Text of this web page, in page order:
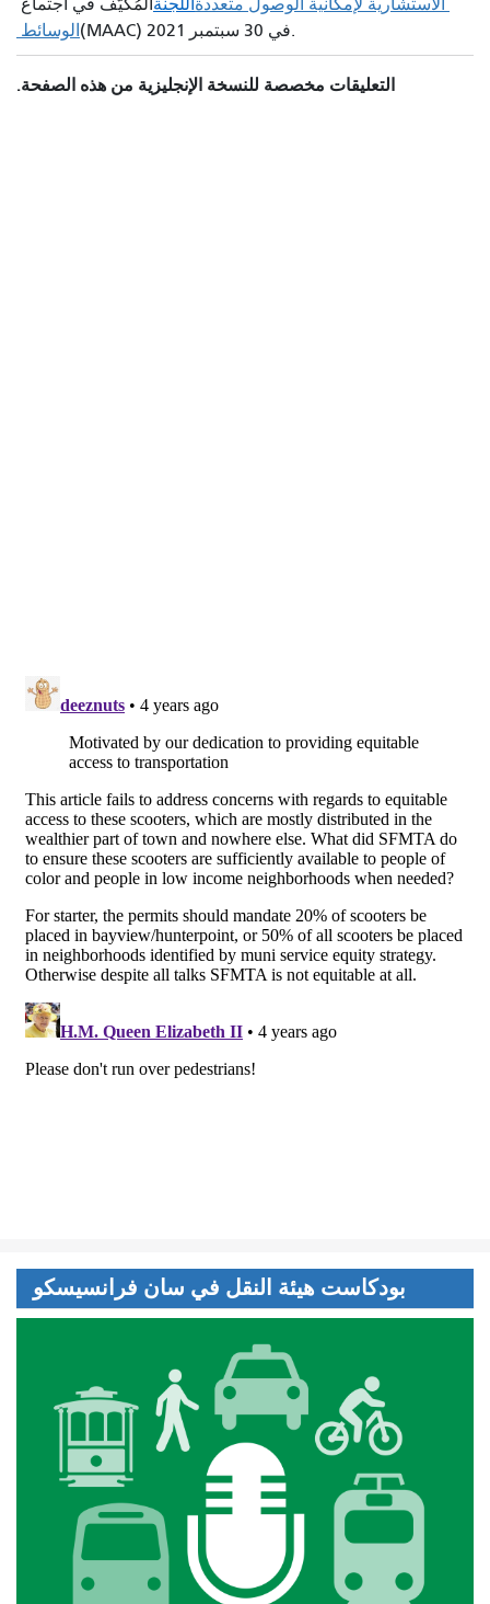
المُكيّف في اجتماع اللجنة الاستشارية لإمكانية الوصول متعددة
الوسائط
(MAAC) في 30 سبتمبر 2021.
التعليقات مخصصة للنسخة الإنجليزية من هذه الصفحة.
بودكاست هيئة النقل في سان فرانسيسكو